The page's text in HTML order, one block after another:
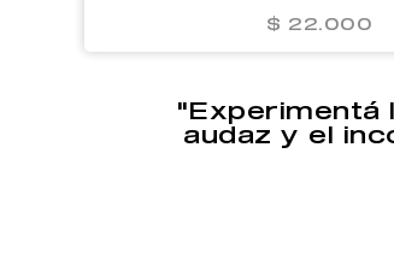
$ 22.000
"Experimentá
audaz y el